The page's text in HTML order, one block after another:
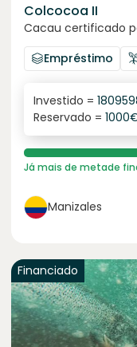
Colcocoa II
Cacau certificado
Empréstimo
6.1%
juro anual
Investido =
Reservado = 1000
Já mais de metade
Manizales
Financiado